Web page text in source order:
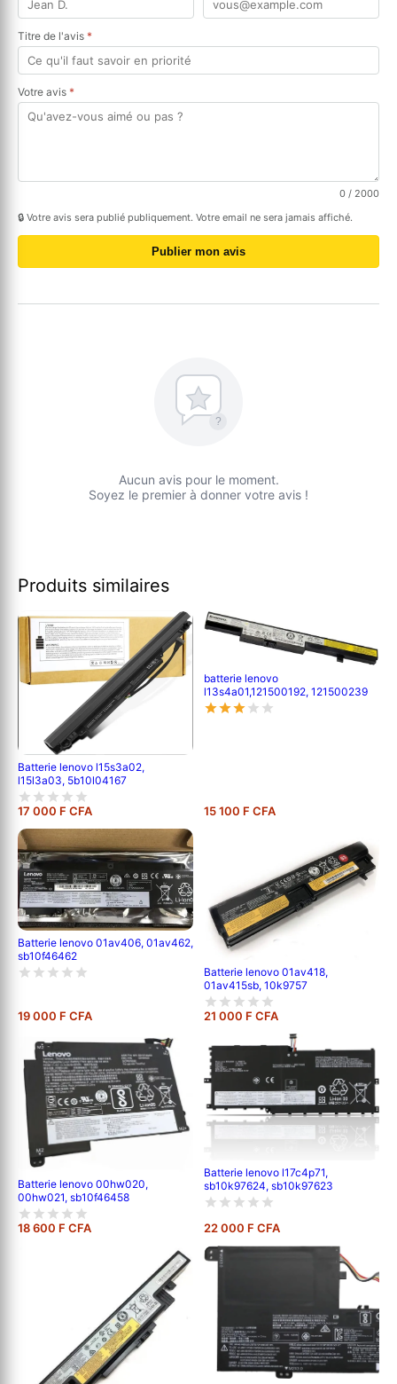
Titre de l'avis *
Votre avis *
0 / 2000
🔒 Votre avis sera publié publiquement. Votre email ne sera jamais affiché.
Publier mon avis
?
Aucun avis pour le moment.
Soyez le premier à donner votre avis !
Produits similaires
Batterie lenovo l15s3a02,
l15l3a03, 5b10l04167
17 000 F CFA
batterie lenovo
l13s4a01,121500192, 121500239
15 100 F CFA
Batterie lenovo 01av406, 01av462,
sb10f46462
19 000 F CFA
Batterie lenovo 01av418,
01av415sb, 10k9757
21 000 F CFA
Batterie lenovo 00hw020,
00hw021, sb10f46458
18 600 F CFA
Batterie lenovo l17c4p71,
sb10k97624, sb10k97623
22 000 F CFA